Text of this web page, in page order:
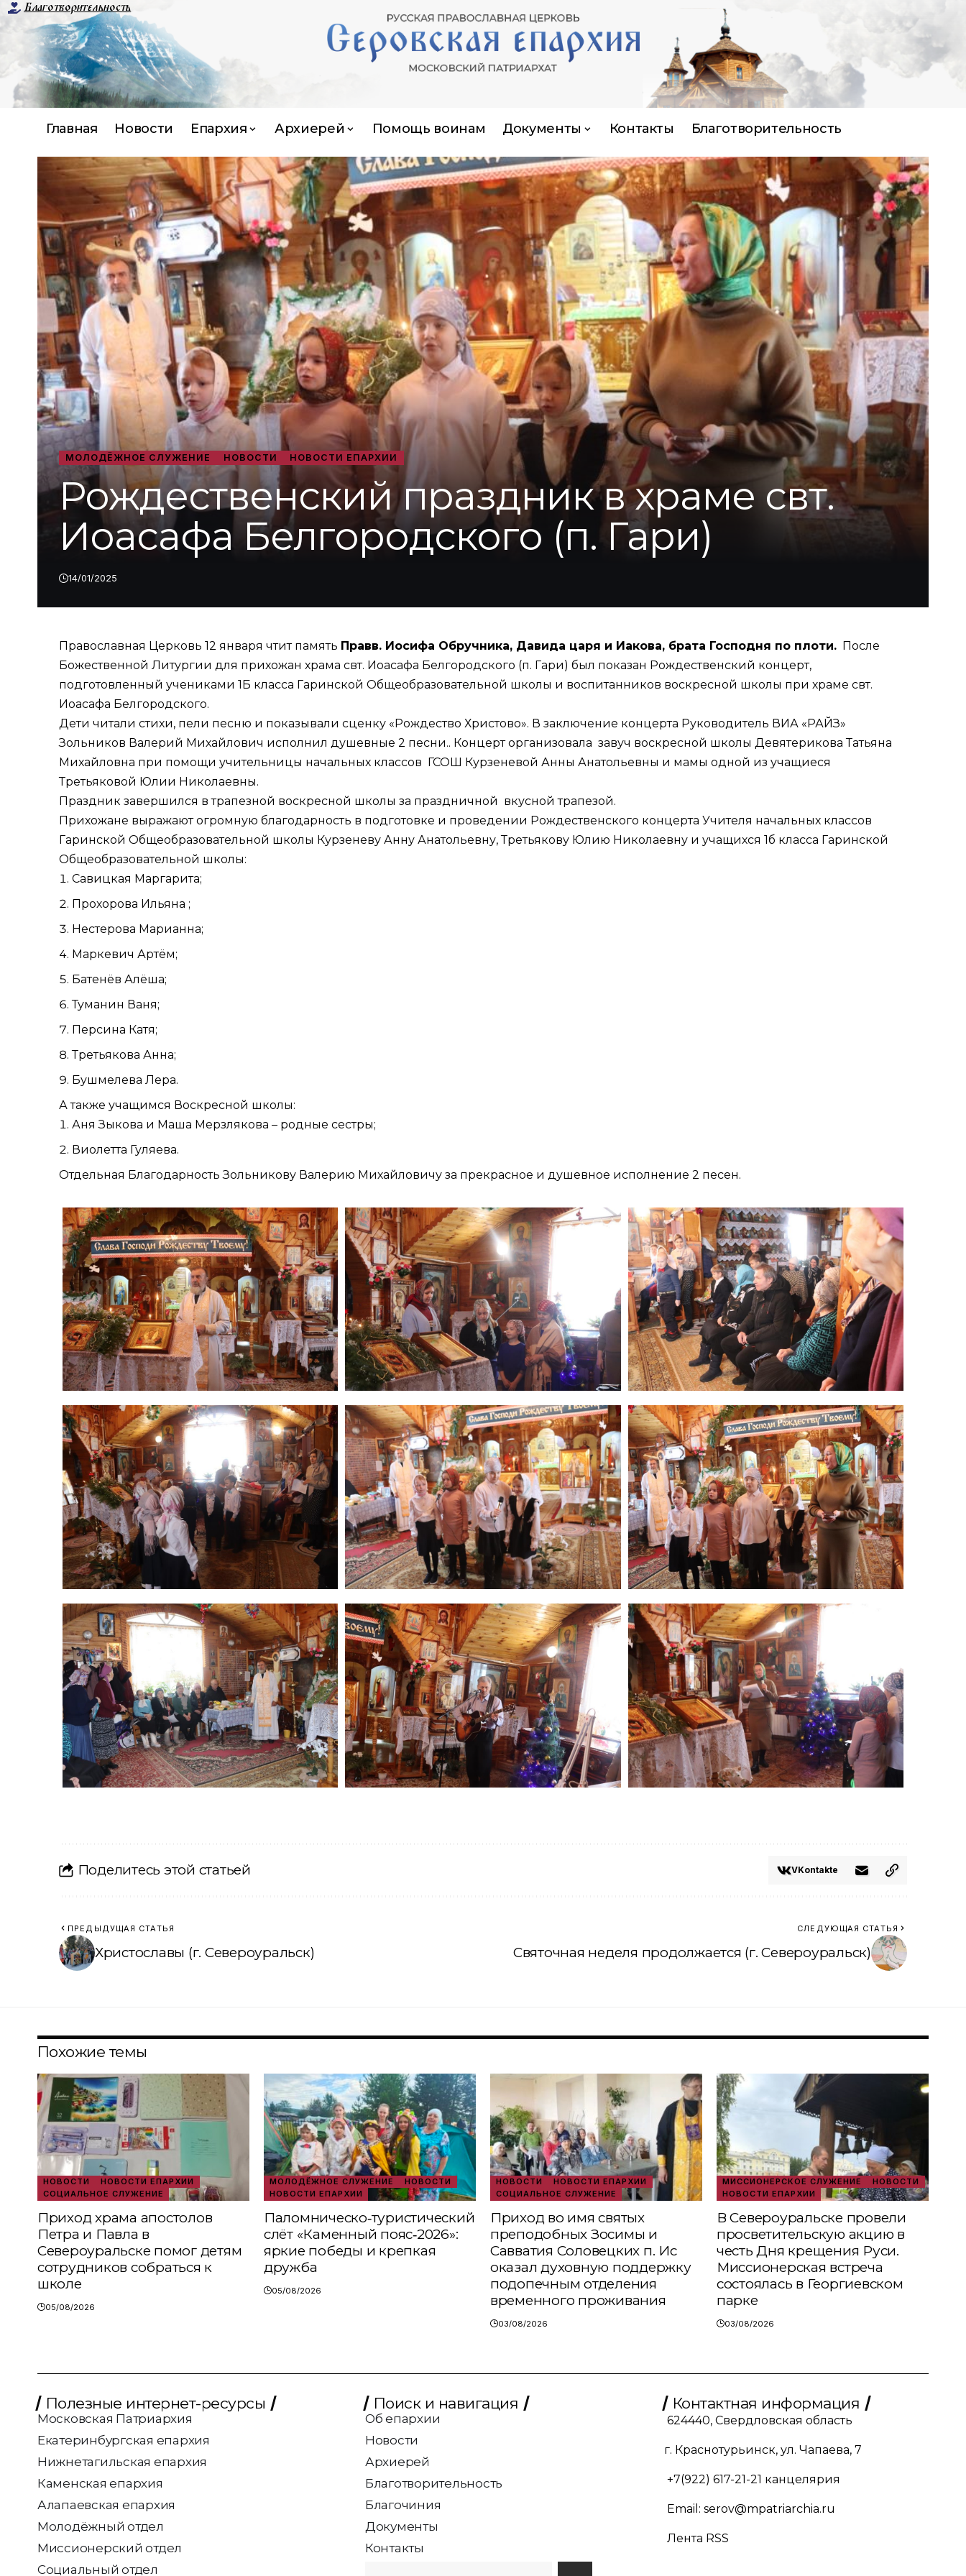
Благотворительность
Главная Новости Епархия Архиерей Помощь воинам Документы Контакты Благотворительность
МОЛОДЁЖНОЕ СЛУЖЕНИЕ НОВОСТИ НОВОСТИ ЕПАРХИИ
Рождественский праздник в храме свт.
Иоасафа Белгородского (п. Гари)
14/01/2025
Православная Церковь 12 января чтит память Правв. Иосифа Обручника, Давида царя и Иакова, брата Господня по плоти. После
Божественной Литургии для прихожан храма свт. Иоасафа Белгородского (п. Гари) был показан Рождественский концерт,
подготовленный учениками 1Б класса Гаринской Общеобразовательной школы и воспитанников воскресной школы при храме свт.
Иоасафа Белгородского.
Дети читали стихи, пели песню и показывали сценку «Рождество Христово». В заключение концерта Руководитель ВИА «РАЙЗ»
Зольников Валерий Михайлович исполнил душевные 2 песни.. Концерт организовала завуч воскресной школы Девятерикова Татьяна
Михайловна при помощи учительницы начальных классов ГСОШ Курзеневой Анны Анатольевны и мамы одной из учащиеся
Третьяковой Юлии Николаевны.
Праздник завершился в трапезной воскресной школы за праздничной вкусной трапезой.
Прихожане выражают огромную благодарность в подготовке и проведении Рождественского концерта Учителя начальных классов
Гаринской Общеобразовательной школы Курзеневу Анну Анатольевну, Третьякову Юлию Николаевну и учащихся 1б класса Гаринской
Общеобразовательной школы:
Савицкая Маргарита;
Прохорова Ильяна ;
Нестерова Марианна;
Маркевич Артём;
Батенёв Алёша;
Туманин Ваня;
Персина Катя;
Третьякова Анна;
Бушмелева Лера.
А также учащимся Воскресной школы:
Аня Зыкова и Маша Мерзлякова – родные сестры;
Виолетта Гуляева.
Отдельная Благодарность Зольникову Валерию Михайловичу за прекрасное и душевное исполнение 2 песен.
Поделитесь этой статьей VKontakte
ПРЕДЫДУЩАЯ СТАТЬЯ
Христославы (г. Североуральск)
СЛЕДУЮЩАЯ СТАТЬЯ
Святочная неделя продолжается (г. Североуральск)
Похожие темы
НОВОСТИ
НОВОСТИ ЕПАРХИИ
СОЦИАЛЬНОЕ СЛУЖЕНИЕ
Приход храма апостолов
Петра и Павла в
Североуральске помог детям
сотрудников собраться к
школе
05/08/2026
МОЛОДЁЖНОЕ СЛУЖЕНИЕ
НОВОСТИ
НОВОСТИ ЕПАРХИИ
Паломническо‑туристический
слёт «Каменный пояс‑2026»:
яркие победы и крепкая
дружба
05/08/2026
НОВОСТИ
НОВОСТИ ЕПАРХИИ
СОЦИАЛЬНОЕ СЛУЖЕНИЕ
Приход во имя святых
преподобных Зосимы и
Савватия Соловецких п. Ис
оказал духовную поддержку
подопечным отделения
временного проживания
03/08/2026
МИССИОНЕРСКОЕ СЛУЖЕНИЕ
НОВОСТИ
НОВОСТИ ЕПАРХИИ
В Североуральске провели
просветительскую акцию в
честь Дня крещения Руси.
Миссионерская встреча
состоялась в Георгиевском
парке
03/08/2026
Полезные интернет-ресурсы
Московская Патриархия
Екатеринбургская епархия
Нижнетагильская епархия
Каменская епархия
Алапаевская епархия
Молодёжный отдел
Миссионерский отдел
Социальный отдел
Поиск и навигация
Об епархии
Новости
Архиерей
Благотворительность
Благочиния
Документы
Контакты
Контактная информация
624440, Свердловская область
г. Краснотурьинск, ул. Чапаева, 7
+7(922) 617-21-21 канцелярия
Email: serov@mpatriarchia.ru
Лента RSS